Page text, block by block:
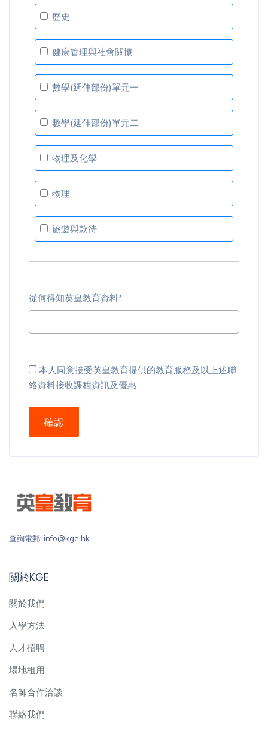
歷史
健康管理與社會關懷
數學(延伸部份)單元一
數學(延伸部份)單元二
物理及化學
物理
旅遊與款待
從何得知英皇教育資料*
本人同意接受英皇教育提供的教育服務及以上述聯
絡資料接收課程資訊及優惠
確認
查詢電郵: info@kge.hk
關於KGE
關於我們
入學方法
人才招聘
場地租用
名師合作洽談
聯絡我們